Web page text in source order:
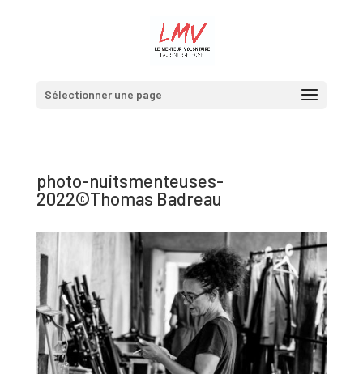
Sélectionner une page
photo-nuitsmenteuses-
2022©Thomas Badreau